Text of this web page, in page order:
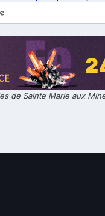
de Sainte Marie aux